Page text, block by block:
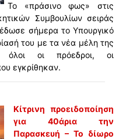
Το «πράσινο φως» στις
Συμβουλίων σειράς
σήμερα το Υπουργικό
του με τα νέα μέλη της
όλοι οι πρόεδροι, οι
εγκρίθηκαν.
Κίτρινη προειδοποίηση
για 40άρια την
Παρασκευή – Το δίωρο